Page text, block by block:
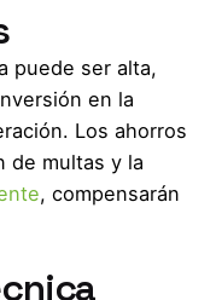
puede ser alta,
en la
Los ahorros
de multas y la
, compensarán